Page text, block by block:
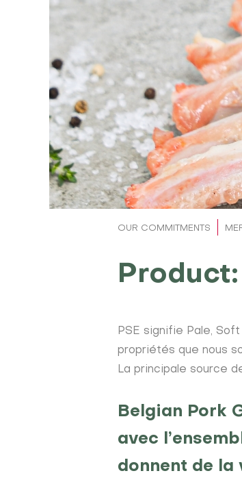
OUR COMMITMENTS
Product:
PSE signifie Pale,
propriétés que nous
La principale source
Belgian Pork
avec
donnent de la